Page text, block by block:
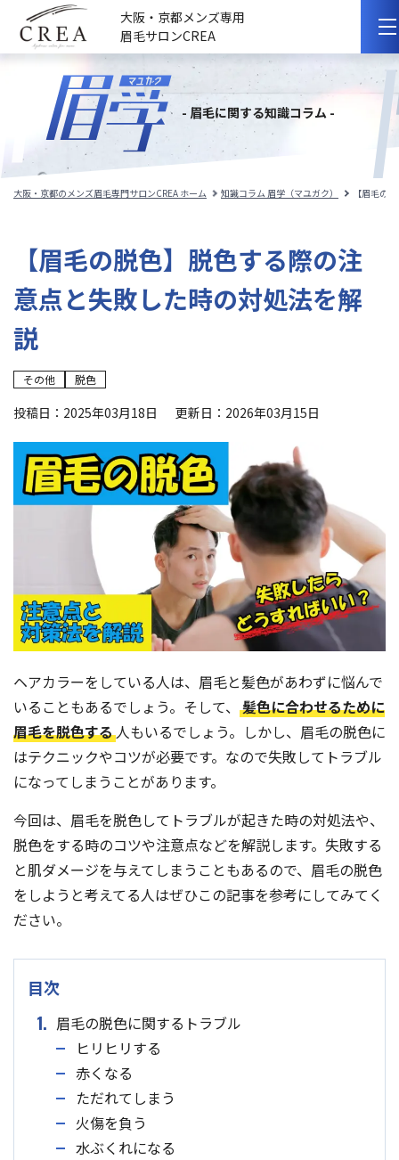
大阪・京都メンズ専用
眉毛サロンCREA
初めての方へ
選ばれる理由
サロンのこだわり
料金メニュー
スタッフ紹介
施術事例
よくある質問
眉学
Web予約
お電話：
大阪堺筋本町店：06-6271-1150
京都四条烏丸店：075-746-6013
受付時間 12：00～21：00（不定休）
- 眉毛に関する知識コラム -
大阪・京都のメンズ眉毛専門サロンCREA ホーム 知識コラム 眉学（マユガク） 【眉毛の
【眉毛の脱色】脱色する際の注
意点と失敗した時の対処法を解
説
その他 脱色
投稿日：2025年03月18日 更新日：2026年03月15日
ヘアカラーをしている人は、眉毛と髪色があわずに悩んで
いることもあるでしょう。そして、 髪色に合わせるために
眉毛を脱色する人もいるでしょう。しかし、眉毛の脱色に
はテクニックやコツが必要です。なので失敗してトラブル
になってしまうことがあります。
今回は、眉毛を脱色してトラブルが起きた時の対処法や、
脱色をする時のコツや注意点などを解説します。失敗する
と肌ダメージを与えてしまうこともあるので、眉毛の脱色
をしようと考えてる人はぜひこの記事を参考にしてみてく
ださい。
目次
1. 眉毛の脱色に関するトラブル
ヒリヒリする
赤くなる
ただれてしまう
火傷を負う
水ぶくれになる